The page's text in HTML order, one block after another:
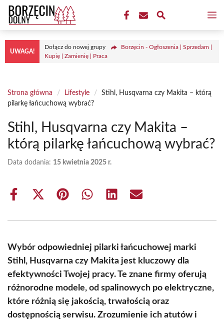
Przejdź
treści
UWAGA!
Dołącz do nowej grupy
Borzęcin - Ogłoszenia | Sprzedam |
Kupię | Zamienię | Praca
Strona główna / Lifestyle /
Stihl, Husqvarna czy Makita – którą
pilarkę łańcuchową wybrać?
Stihl, Husqvarna czy Makita –
którą pilarkę łańcuchową wybrać?
Data dodania: 15 kwietnia 2025 r.
Share
Share
(Twitter)
Share Share Share Share
Wybór odpowiedniej pilarki łańcuchowej marki
Stihl, Husqvarna czy Makita jest kluczowy dla
efektywności Twojej pracy. Te znane firmy oferują
różnorodne modele, od spalinowych po elektryczne,
które różnią się jakością, trwałością oraz
dostępnością serwisu. Zrozumienie ich atutów i